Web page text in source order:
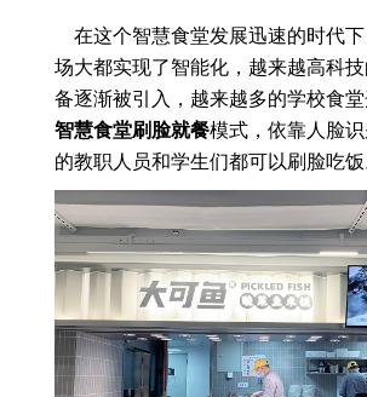
在这个智慧食堂发展迅速的时代
场大都实现了智能化，越来越高科
备逐渐被引入，越来越多的学校食
智慧食堂刷脸就餐模式，依靠人脸
的教职人员和学生们都可以刷脸吃饭